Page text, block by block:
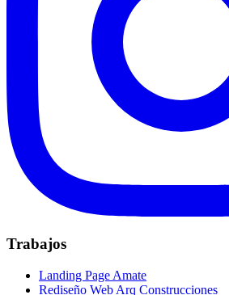
Trabajos
Landing Page Amate
Rediseño Web Arq Construcciones